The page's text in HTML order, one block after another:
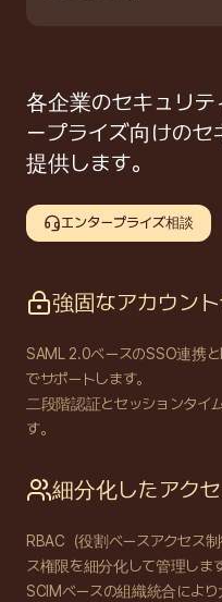
各企業のセキュリ
ープライズ向けのセ
提供します。
エンタープライズ相談
強固なアカウン
SAML 2.0ベースのSSO連携
でサポートします。
二段階認証とセッションタイ
す。
細分化したアク
RBAC（役割ベースアクセス
ス権限を細分化して管理します
SCIMベースの組織統合によ